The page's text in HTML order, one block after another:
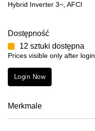
Hybrid Inverter 3~, AFCI
Dostępność
12 sztuki dostępna
Prices visible only after login
Login Now
Merkmale